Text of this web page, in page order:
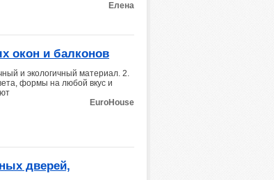
Елена
окон и балконов
и экологичный материал. 2.
формы на любой вкус и
EuroHouse
дверей,